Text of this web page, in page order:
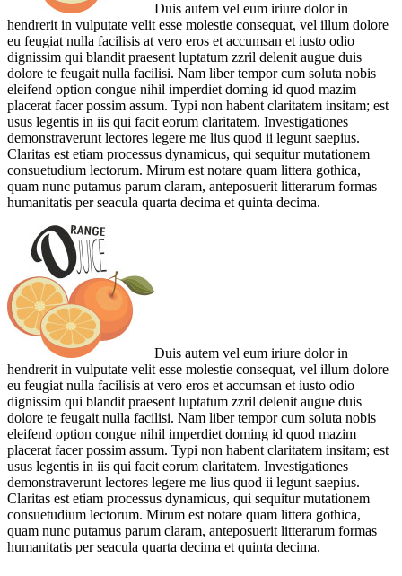
Duis autem vel eum iriure dolor in
hendrerit in vulputate velit esse molestie consequat, vel illum dolore
eu feugiat nulla facilisis at vero eros et accumsan et iusto odio
dignissim qui blandit praesent luptatum zzril delenit augue duis
dolore te feugait nulla facilisi. Nam liber tempor cum soluta nobis
eleifend option congue nihil imperdiet doming id quod mazim
placerat facer possim assum. Typi non habent claritatem insitam; est
usus legentis in iis qui facit eorum claritatem. Investigationes
demonstraverunt lectores legere me lius quod ii legunt saepius.
Claritas est etiam processus dynamicus, qui sequitur mutationem
consuetudium lectorum. Mirum est notare quam littera gothica,
quam nunc putamus parum claram, anteposuerit litterarum formas
humanitatis per seacula quarta decima et quinta decima.
Duis autem vel eum iriure dolor in
hendrerit in vulputate velit esse molestie consequat, vel illum dolore
eu feugiat nulla facilisis at vero eros et accumsan et iusto odio
dignissim qui blandit praesent luptatum zzril delenit augue duis
dolore te feugait nulla facilisi. Nam liber tempor cum soluta nobis
eleifend option congue nihil imperdiet doming id quod mazim
placerat facer possim assum. Typi non habent claritatem insitam; est
usus legentis in iis qui facit eorum claritatem. Investigationes
demonstraverunt lectores legere me lius quod ii legunt saepius.
Claritas est etiam processus dynamicus, qui sequitur mutationem
consuetudium lectorum. Mirum est notare quam littera gothica,
quam nunc putamus parum claram, anteposuerit litterarum formas
humanitatis per seacula quarta decima et quinta decima.